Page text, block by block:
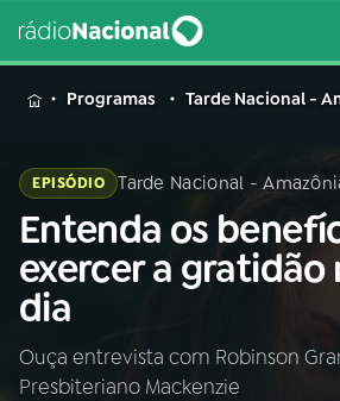
MENU
Buscar
na
Rádio
Nacional
Buscar
AO VIVO
Programas Tarde Nacional -
EPISÓDIO Tarde Nacional -
Entenda os
exercer a gratidão
dia
Ouça entrevista com Robinson
Presbiteriano Mackenzie